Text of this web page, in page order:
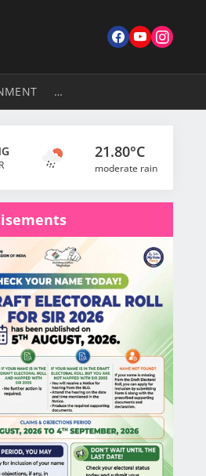
…
21.80°C
moderate rain